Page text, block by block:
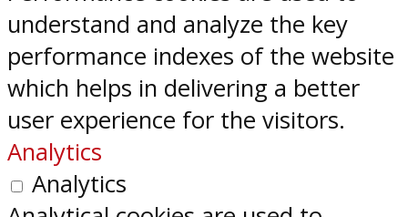
understand and analyze the key
performance indexes of the website
which helps in delivering a better
user experience for the visitors.
Analytics
Analytics